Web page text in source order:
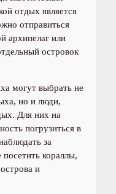
отдых является
отправиться
архипелаг или
островок
могут выбрать не
но и люди,
Для них на
погрузиться в
за
кораллы,
и